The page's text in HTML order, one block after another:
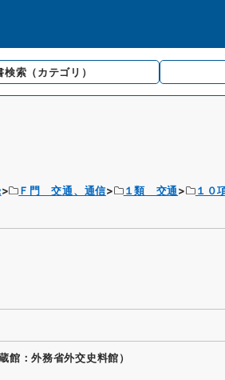
検索 （カテゴリ）
Ｆ門 交通、通信 １類 交通 １０
館：外務省外交史料館）